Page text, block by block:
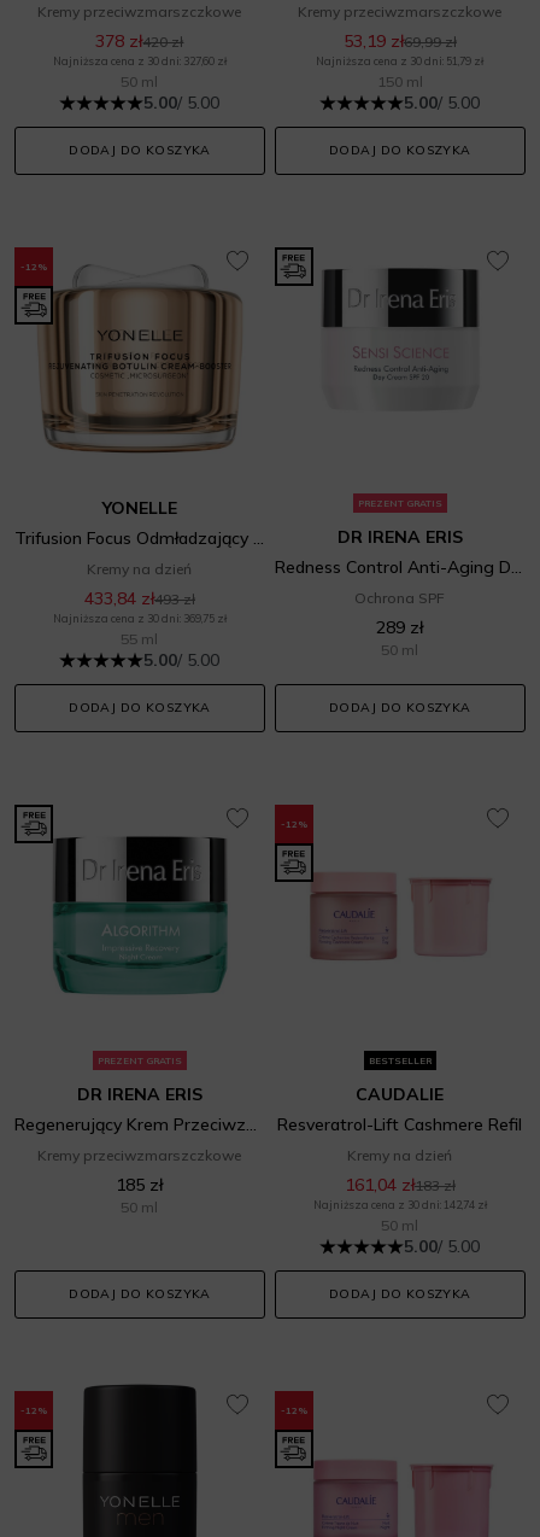
Kremy przeciwzmarszczkowe
378 zł420 zł
Najniższa cena z 30 dni: 327,60 zł
50 ml
5.00/ 5.00
DODAJ DO KOSZYKA
Kremy przeciwzmarszczkowe
53,19 zł69,99 zł
Najniższa cena z 30 dni: 51,79 zł
150 ml
5.00/ 5.00
DODAJ DO KOSZYKA
-12%
YONELLE
Trifusion Focus Odmładzający Botulinowy Krem-Booster
Kremy na dzień
433,84 zł493 zł
Najniższa cena z 30 dni: 369,75 zł
55 ml
5.00/ 5.00
DODAJ DO KOSZYKA
PREZENT GRATIS
DR IRENA ERIS
Redness Control Anti-Aging Day Cream SPF 20
Ochrona SPF
289 zł
50 ml
DODAJ DO KOSZYKA
PREZENT GRATIS
DR IRENA ERIS
Regenerujący Krem Przeciwzmarszczkowy Na Noc
Kremy przeciwzmarszczkowe
185 zł
50 ml
DODAJ DO KOSZYKA
-12%
BESTSELLER
CAUDALIE
Resveratrol-Lift Cashmere Refil
Kremy na dzień
161,04 zł183 zł
Najniższa cena z 30 dni: 142,74 zł
50 ml
5.00/ 5.00
DODAJ DO KOSZYKA
-12% -12%